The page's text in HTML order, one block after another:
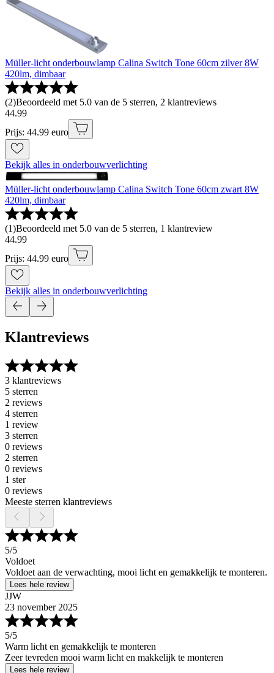
Müller-licht onderbouwlamp Calina Switch Tone 60cm zilver 8W
420lm, dimbaar
(2)Beoordeeld met 5.0 van de 5 sterren, 2 klantreviews
44.99
Prijs: 44.99 euro
Bekijk alles in onderbouwverlichting
Müller-licht onderbouwlamp Calina Switch Tone 60cm zwart 8W
420lm, dimbaar
(1)Beoordeeld met 5.0 van de 5 sterren, 1 klantreview
44.99
Prijs: 44.99 euro
Bekijk alles in onderbouwverlichting
Klantreviews
3 klantreviews
5 sterren
2 reviews
4 sterren
1 review
3 sterren
0 reviews
2 sterren
0 reviews
1 ster
0 reviews
Meeste sterren klantreviews
5/5
Voldoet
Voldoet aan de verwachting, mooi licht en gemakkelijk te monteren.
Lees hele review
JJW
23 november 2025
5/5
Warm licht en gemakkelijk te monteren
Zeer tevreden mooi warm licht en makkelijk te monteren
Lees hele review